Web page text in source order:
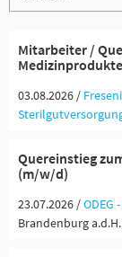
Mitarbeiter /
03.08.2026 /
Quereinstieg
(m/w/d)
23.07.2026 /ODEG
Brandenburg